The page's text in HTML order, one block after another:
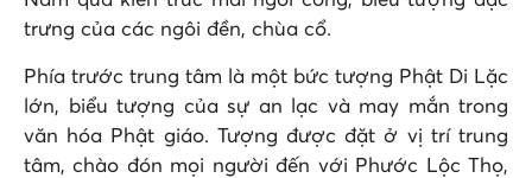
trưng của các ngôi đền, chùa cổ.
Phía trước trung tâm là một bức tượng Phật Di Lặc
lớn, biểu tượng của sự an lạc và may mắn trong
văn hóa Phật giáo. Tượng được đặt ở vị trí trung
tâm, chào đón mọi người đến với Phước Lộc Thọ,